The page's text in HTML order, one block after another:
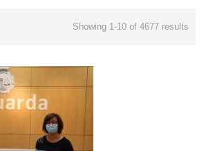
Showing 1-10 of 4677 results